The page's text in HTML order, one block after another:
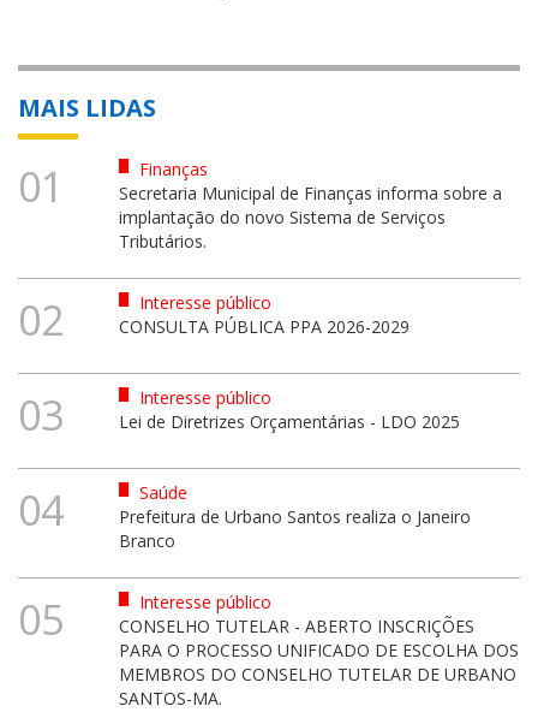
MAIS LIDAS
01
Finanças
Secretaria Municipal de Finanças informa sobre a
implantação do novo Sistema de Serviços
Tributários.
02
Interesse público
CONSULTA PÚBLICA PPA 2026-2029
03
Interesse público
Lei de Diretrizes Orçamentárias - LDO 2025
04
Saúde
Prefeitura de Urbano Santos realiza o Janeiro
Branco
05
Interesse público
CONSELHO TUTELAR - ABERTO INSCRIÇÕES
PARA O PROCESSO UNIFICADO DE ESCOLHA DOS
MEMBROS DO CONSELHO TUTELAR DE URBANO
SANTOS-MA.